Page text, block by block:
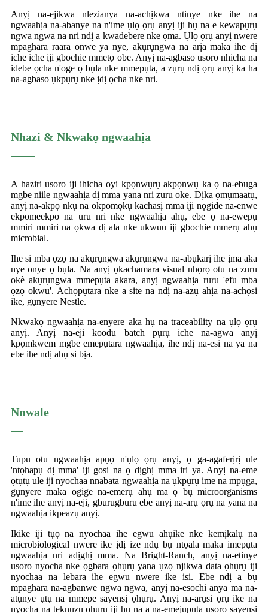
Anyị na-ejikwa nlezianya na-achịkwa ntinye nke ihe na
ngwaahịa na-abanye na n'ime ụlọ ọrụ anyị iji hụ na e kewapụrụ
ngwa ngwa na nri ndị a kwadebere nke ọma. Ụlọ ọrụ anyị nwere
mpaghara raara onwe ya nye, akụrụngwa na arịa maka ihe dị
iche iche iji gbochie mmetọ obe. Anyị na-agbaso usoro nhicha na
idebe ọcha n'oge ọ bụla nke mmepụta, a zụrụ ndị ọrụ anyị ka ha
na-agbaso ụkpụrụ nke ịdị ọcha nke nri.
Nhazi & Nkwakọ ngwaahịa
A haziri usoro iji ihicha oyi kpọnwụrụ akpọnwụ ka ọ na-ebuga
mgbe niile ngwaahịa dị mma yana nri zuru oke. Dịka ọmụmaatụ,
anyị na-akpọ nkụ na okpomọkụ kachasị mma iji nọgide na-enwe
ekpomeekpo na uru nri nke ngwaahịa ahụ, ebe ọ na-ewepụ
mmiri mmiri na ọkwa dị ala nke ukwuu iji gbochie mmerụ ahụ
microbial.
Ihe si mba ọzọ na akụrụngwa akụrụngwa na-abụkarị ihe ịma aka
nye onye ọ bụla. Na anyị ọkachamara visual nhọrọ otu na zuru
okè akụrụngwa mmepụta akara, anyị ngwaahịa ruru 'efu mba
ọzọ okwu'. Achọpụtara nke a site na ndị na-azụ ahịa na-achọsi
ike, gụnyere Nestle.
Nkwakọ ngwaahịa na-enyere aka hụ na traceability na ụlọ ọrụ
anyị. Anyị na-eji koodu batch pụrụ iche na-agwa anyị
kpọmkwem mgbe emepụtara ngwaahịa, ihe ndị na-esi na ya na
ebe ihe ndị ahụ si bịa.
Nnwale
Tupu otu ngwaahịa apụọ n'ụlọ ọrụ anyị, ọ ga-agaferịrị ule
'ntọhapụ dị mma' iji gosi na ọ dịghị mma iri ya. Anyị na-eme
ọtụtụ ule iji nyochaa nnabata ngwaahịa na ụkpụrụ ime na mpụga,
gụnyere maka ogige na-emerụ ahụ ma ọ bụ microorganisms
n'ime ihe anyị na-eji, gburugburu ebe anyị na-arụ ọrụ na yana na
ngwaahịa ikpeazụ anyị.
Ikike iji tụọ na nyochaa ihe egwu ahụike nke kemịkalụ na
microbiological nwere ike ịdị ize ndụ bụ ntọala maka imepụta
ngwaahịa nri adịghị mma. Na Bright-Ranch, anyị na-etinye
usoro nyocha nke ọgbara ọhụrụ yana ụzọ njikwa data ọhụrụ iji
nyochaa na lebara ihe egwu nwere ike isi. Ebe ndị a bụ
mpaghara na-agbanwe ngwa ngwa, anyị na-esochi anya ma na-
atụnye ụtụ na mmepe sayensị ọhụrụ. Anyị na-arụsi ọrụ ike na
nyocha na teknụzụ ọhụrụ iji hụ na a na-emejuputa usoro sayensị